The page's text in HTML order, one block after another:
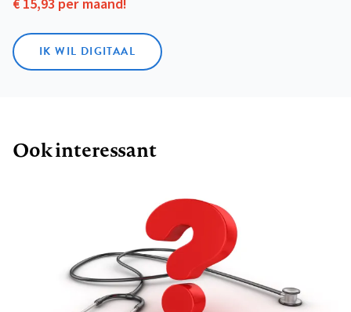
€ 15,93 per maand!
IK WIL DIGITAAL
Ook interessant